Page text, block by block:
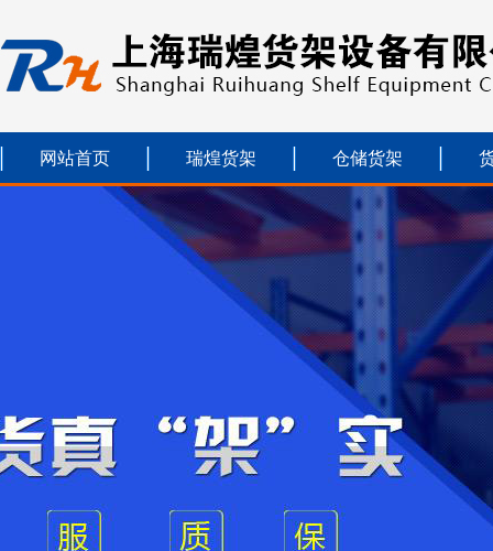
网站首页 瑞煌货架 仓储货架